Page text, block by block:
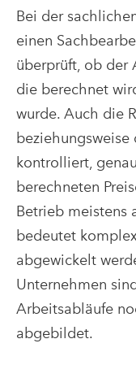
Bei der
einen
überprüft, ob der
die berechnet
wurde. Auch die
kontrolliert,
berechneten
Betrieb meistens
bedeutet
abgewickelt
Unternehmen
Arbeitsabläufe
abgebildet.